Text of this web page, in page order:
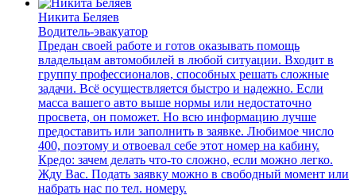
Никита Беляев
Водитель-эвакуатор
Предан своей работе и готов оказывать помощь
владельцам автомобилей в любой ситуации. Входит в
группу профессионалов, способных решать сложные
задачи. Всё осуществляется быстро и надежно. Если
масса вашего авто выше нормы или недостаточно
просвета, он поможет. Но всю информацию лучше
предоставить или заполнить в заявке. Любимое число
400, поэтому и отвоевал себе этот номер на кабину.
Кредо: зачем делать что-то сложно, если можно легко.
Жду Вас. Подать заявку можно в свободный момент или
набрать нас по тел. номеру.